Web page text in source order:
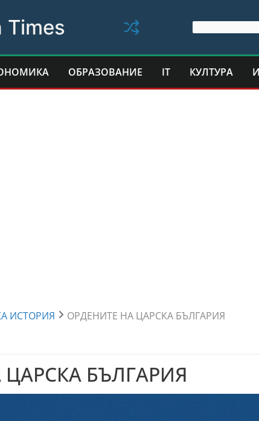
Times
ОБРАЗОВАНИЕ IT КУЛТУРА
ИСТОРИЯ ОРДЕНИТЕ НА ЦАРСКА БЪЛГАРИЯ
БЪЛГАРИЯ